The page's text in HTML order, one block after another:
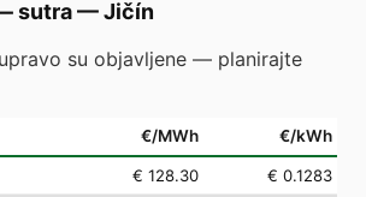
sutra—Jičín
su objavljene — planirajte
€/MWh €/kWh
€ 128.30
€ 0.1283